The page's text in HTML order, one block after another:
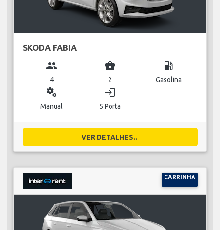
SKODA FABIA
group
4
business_center
2
local_gas_station
Gasolina
miscellaneous_services
Manual
login
5 Porta
VER DETALHES...
CARRINHA